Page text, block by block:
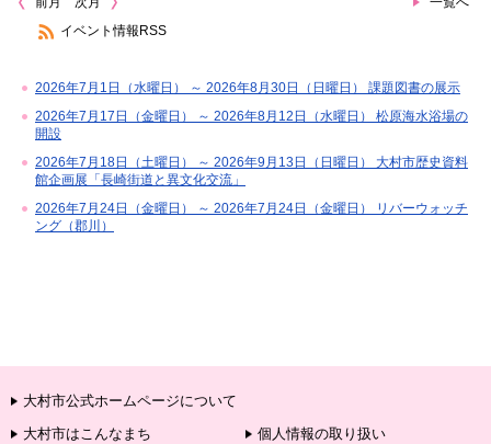
イベント情報RSS
2026年7月1日（水曜日） ～ 2026年8月30日（日曜日） 課題図書の展示
2026年7月17日（金曜日） ～ 2026年8月12日（水曜日） 松原海水浴場の
開設
2026年7月18日（土曜日） ～ 2026年9月13日（日曜日） 大村市歴史資料
館企画展「長崎街道と異文化交流」
2026年7月24日（金曜日） ～ 2026年7月24日（金曜日） リバーウォッチ
ング（郡川）
大村市公式ホームページについて
大村市はこんなまち
個人情報の取り扱い